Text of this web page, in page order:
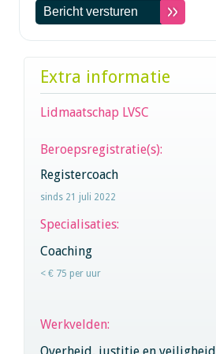
Extra informatie
Lidmaatschap LVSC
Beroepsregistratie(s):
Registercoach
sinds 21 juli 2022
Specialisaties:
Coaching
< € 75 per uur
Werkvelden: